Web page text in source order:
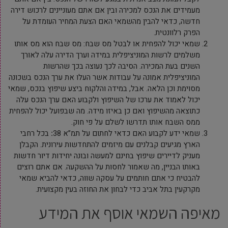
מעמידים את הנכס למכירה ובין אם אתם מעוניינים לרכוש דירה
חדשה, כדאי להבין מהשמאי האם הצעת המחיר העומדת על
הפרק רלוונטית.
שמאי יכול להפחית או לבטל מס שבח: מס שבח הוא מס אותו
משלמים לרשות המוניציפלית במידה וערך הדירה עלה לאורך
השנים בעת המכירה. הסיבה לכך נעוצה בכך שהרשות
המוניציפלית אמונה על עבודות אשר העלו את ערך הנכס בשכונה
מסוימת וכן הלאה. אבל, במידה והלקוח ביצע שיפוץ בנכס, שמאי
יכול לאמוד את ערכו של השיפוץ ולקבוע האם ערך הנכס עלה
כתוצאה מהשיפוץ ואם כן באיזו מידה. מה שבפועל יכול להפחית
ממס השבח אותו תדרשו לשלם על פי חוק.
שמאי ידע לקבוע האם כדאי לחתום על תמ”א 38
: בכל רחבי
הארץ מגיעים קבלנים עם מיזמים להתחדשות עירונית. הקבלן
מעניק לדיירים שיפוץ בחינם למעשה ובונה יחידות דיור חדשות
באותו הבניין, מה שאמור לחסות על ההשקעה. אם אתם רוצים
להבטיח כי אתם חותמים על עסקה שווה, כדאי להביא שמאי
מקרקעין בתל אביב כדי לבחון את החוזה בעין מקצועית.
מאיפה השמאי אוסף את המידע